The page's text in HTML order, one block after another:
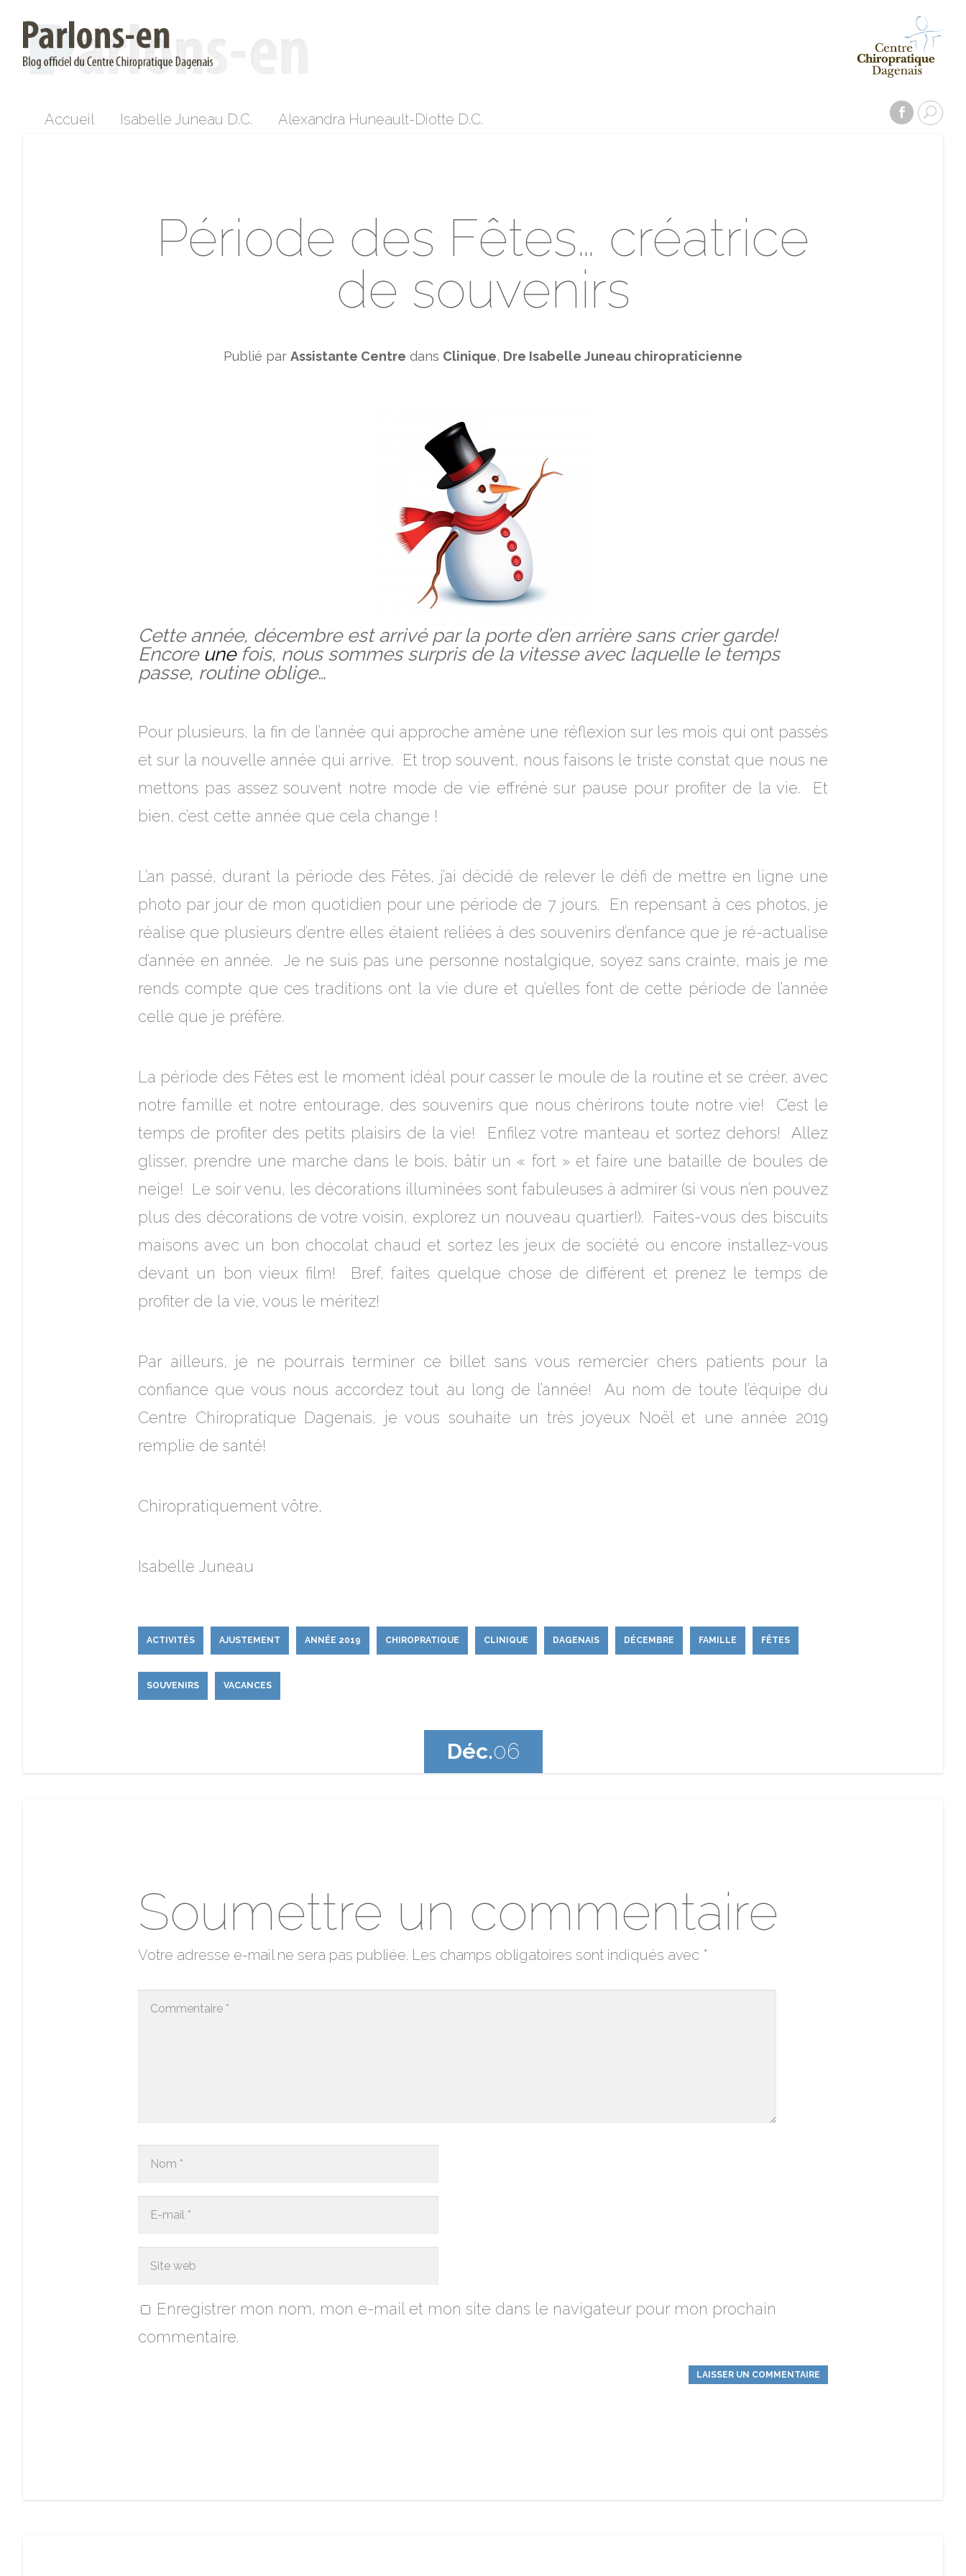
Accueil Isabelle Juneau D.C. Alexandra Huneault-Diotte D.C.
Période des Fêtes… créatrice
de souvenirs
Publié par Assistante Centre dans Clinique, Dre Isabelle Juneau chiropraticienne
Cette année, décembre est arrivé par la porte d’en arrière sans crier garde!
Encoreune fois, nous sommes surpris de la vitesse avec laquelle le temps
passe, routine oblige…
Pour plusieurs, la fin de l’année qui approche amène une réflexion sur les mois qui ont passés
et sur la nouvelle année qui arrive. Et trop souvent, nous faisons le triste constat que nous ne
mettons pas assez souvent notre mode de vie effréné sur pause pour profiter de la vie. Et
bien, c’est cette année que cela change !
L’an passé, durant la période des Fêtes, j’ai décidé de relever le défi de mettre en ligne une
photo par jour de mon quotidien pour une période de 7 jours. En repensant à ces photos, je
réalise que plusieurs d’entre elles étaient reliées à des souvenirs d’enfance que je ré-actualise
d’année en année. Je ne suis pas une personne nostalgique, soyez sans crainte, mais je me
rends compte que ces traditions ont la vie dure et qu’elles font de cette période de l’année
celle que je préfère.
La période des Fêtes est le moment idéal pour casser le moule de la routine et se créer, avec
notre famille et notre entourage, des souvenirs que nous chérirons toute notre vie! C’est le
temps de profiter des petits plaisirs de la vie! Enfilez votre manteau et sortez dehors! Allez
glisser, prendre une marche dans le bois, bâtir un « fort » et faire une bataille de boules de
neige! Le soir venu, les décorations illuminées sont fabuleuses à admirer (si vous n’en pouvez
plus des décorations de votre voisin, explorez un nouveau quartier!). Faites-vous des biscuits
maisons avec un bon chocolat chaud et sortez les jeux de société ou encore installez-vous
devant un bon vieux film! Bref, faites quelque chose de différent et prenez le temps de
profiter de la vie, vous le méritez!
Par ailleurs, je ne pourrais terminer ce billet sans vous remercier chers patients pour la
confiance que vous nous accordez tout au long de l’année! Au nom de toute l’équipe du
Centre Chiropratique Dagenais, je vous souhaite un très joyeux Noël et une année 2019
remplie de santé!
Chiropratiquement vôtre,
Isabelle Juneau
ACTIVITÉS AJUSTEMENT ANNÉE 2019 CHIROPRATIQUE CLINIQUE DAGENAIS DÉCEMBRE FAMILLE FÊTES
SOUVENIRS VACANCES
Déc.06
Soumettre un commentaire
Votre adresse e-mail ne sera pas publiée. Les champs obligatoires sont indiqués avec *
Enregistrer mon nom, mon e-mail et mon site dans le navigateur pour mon prochain
commentaire.